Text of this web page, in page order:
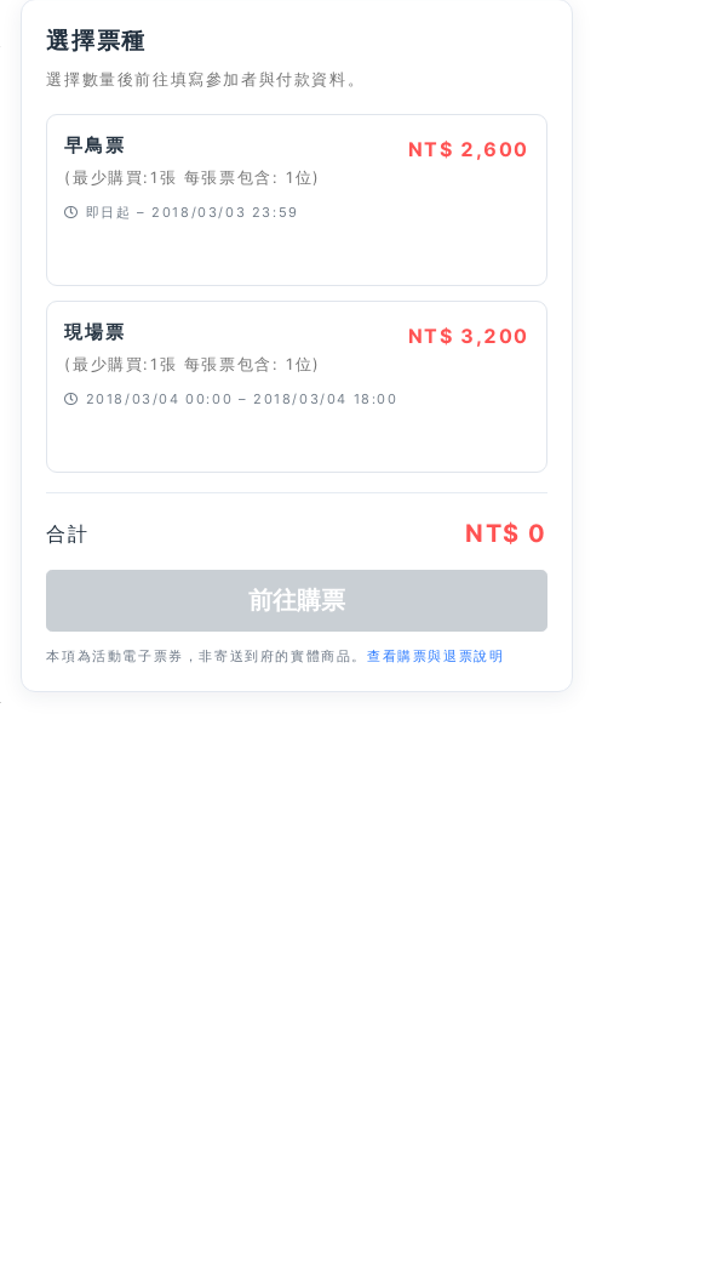
選擇票種
選擇數量後前往填寫參加者與付款資料。
早鳥票
(最少購買:1張 每張票包含: 1位)
NT$ 2,600
即日起 – 2018/03/03 23:59
現場票
(最少購買:1張 每張票包含: 1位)
NT$ 3,200
2018/03/04 00:00 – 2018/03/04 18:00
合計 NT$ 0
本項為活動電子票券，非寄送到府的實體商品。 查看購票與退票說明